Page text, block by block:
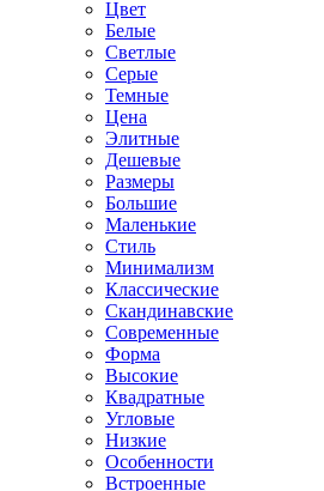
Цвет
Белые
Светлые
Серые
Темные
Цена
Элитные
Дешевые
Размеры
Большие
Маленькие
Стиль
Минимализм
Классические
Скандинавские
Современные
Форма
Высокие
Квадратные
Угловые
Низкие
Особенности
Встроенные